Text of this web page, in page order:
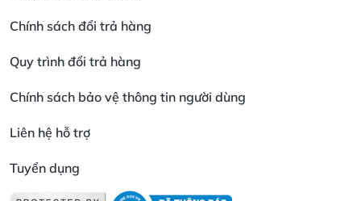
Chính sách đổi trả hàng
Quy trình đổi trả hàng
Chính sách bảo vệ thông tin người dùng
Liên hệ hỗ trợ
Tuyển dụng